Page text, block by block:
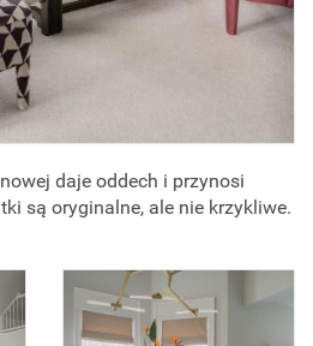
daje oddech i przynosi
są oryginalne, ale nie krzykliwe.